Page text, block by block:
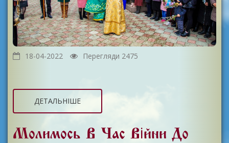
18-04-2022 Перегляди 2475
ДЕТАЛЬНІШЕ
Молимось В Час Війни До